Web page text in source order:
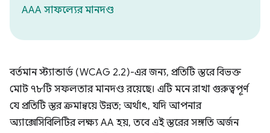
AAA সাফল্যের মানদণ্ড
বর্তমান স্ট্যান্ডার্ড (WCAG 2.2)-এর জন্য, প্রতিটি স্তরে বিভক্ত
মোট ৭৮টি সফলতার মানদণ্ড রয়েছে। এটি মনে রাখা গুরুত্বপূর্ণ
যে প্রতিটি স্তর ক্রমান্বয়ে উন্নত; অর্থাৎ, যদি আপনার
অ্যাক্সেসিবিলিটির লক্ষ্য AA হয়, তবে এই স্তরের সঙ্গতি অর্জন